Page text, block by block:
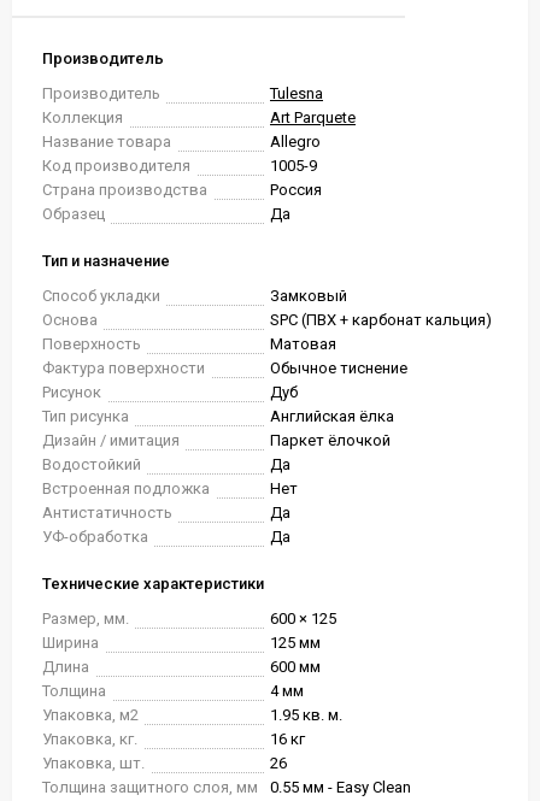
Производитель
Производитель
Tulesna
Коллекция
Art Parquete
Название товара
Allegro
Код производителя
1005-9
Страна производства
Россия
Образец
Да
Тип и назначение
Способ укладки
Замковый
Основа
SPC (ПВХ + карбонат кальция)
Поверхность
Матовая
Фактура поверхности
Обычное тиснение
Рисунок
Дуб
Тип рисунка
Английская ёлка
Дизайн / имитация
Паркет ёлочкой
Водостойкий
Да
Встроенная подложка
Нет
Антистатичность
Да
УФ-обработка
Да
Технические характеристики
Размер, мм.
600 × 125
Ширина
125 мм
Длина
600 мм
Толщина
4 мм
Упаковка, м2
1.95 кв. м.
Упаковка, кг.
16 кг
Упаковка, шт.
26
Толщина защитного слоя, мм
0.55 мм - Easy Clean